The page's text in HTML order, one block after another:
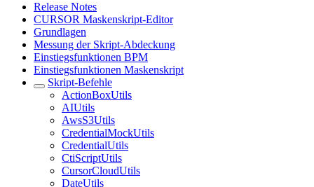
Release Notes
CURSOR Maskenskript-Editor
Grundlagen
Messung der Skript-Abdeckung
Einstiegsfunktionen BPM
Einstiegsfunktionen Maskenskript
Skript-Befehle
ActionBoxUtils
AIUtils
AwsS3Utils
CredentialMockUtils
CredentialUtils
CtiScriptUtils
CursorCloudUtils
DateUtils